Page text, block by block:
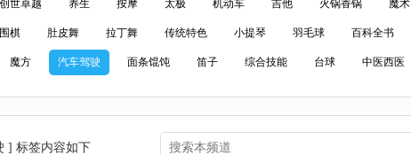
创世卓越 养生 按摩 太极 机动车 吉他 火锅香锅 魔术
围棋 肚皮舞 拉丁舞 传统特色 小提琴 羽毛球 百科全书
魔方 汽车驾驶 面条馄饨 笛子 综合技能 台球 中医西医
] 标签内容如下